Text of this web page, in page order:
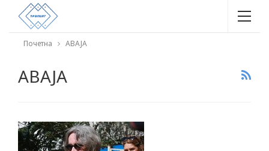
Почетна АВАЈА
АВАЈА